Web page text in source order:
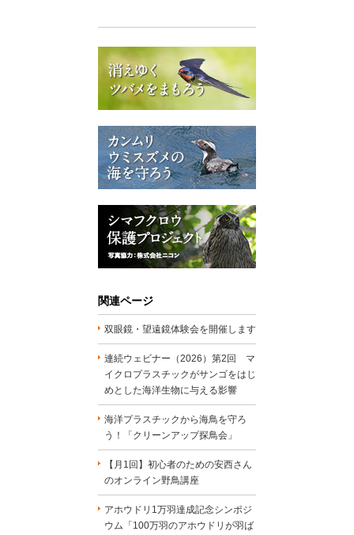
関連ページ
双眼鏡・望遠鏡体験会を開催します
連続ウェビナー（2026）第2回 マ
イクロプラスチックがサンゴをはじ
めとした海洋生物に与える影響
海洋プラスチックから海鳥を守ろ
う！「クリーンアップ探鳥会」
【月1回】初心者のための安西さん
のオンライン野鳥講座
アホウドリ1万羽達成記念シンポジ
ウム「100万羽のアホウドリが羽ば